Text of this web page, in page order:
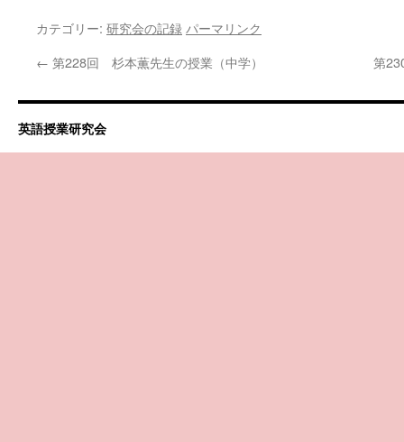
カテゴリー: 研究会の記録 パーマリンク
← 第228回 杉本薫先生の授業（中学） 第
英語授業研究会